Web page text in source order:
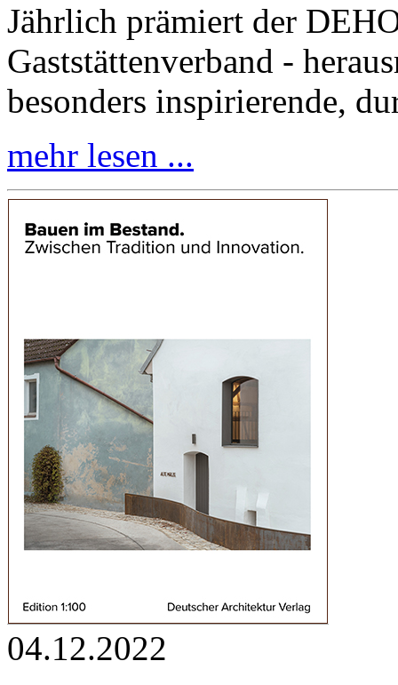
Jährlich prämiert der
Gaststättenverband -
besonders inspirierende,
mehr lesen ...
04.12.2022